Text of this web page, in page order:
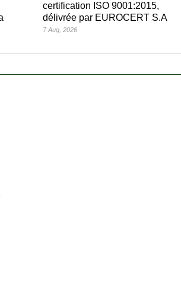
certification ISO 9001:2015,
délivrée par EUROCERT S.A
7 Aug, 2026